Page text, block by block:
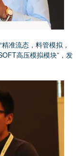
准流态，料管模拟，
高压模拟模块”，发